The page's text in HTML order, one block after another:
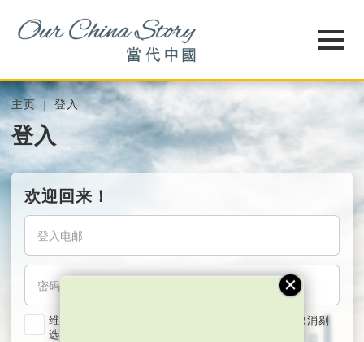
主页 登入
登入
欢迎回来！
维持我的登入状态两星期 (若使用共用电脑，紧记取消剔
选)